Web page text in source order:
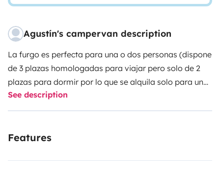
Agustín's campervan description
La furgo es perfecta para una o dos personas (dispone
de 3 plazas homologadas para viajar pero solo de 2
plazas para dormir por lo que se alquila solo para un
máximo de DOS personas). Disfrútala tanto en verano
como en invierno ya que cuenta con calefacción
espacio de almacenaje y un sofá (con asiento por
See description
Features